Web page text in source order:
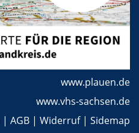
www.plauen.de
www.vhs-sachsen.de
| AGB | Widerruf| Sidemap